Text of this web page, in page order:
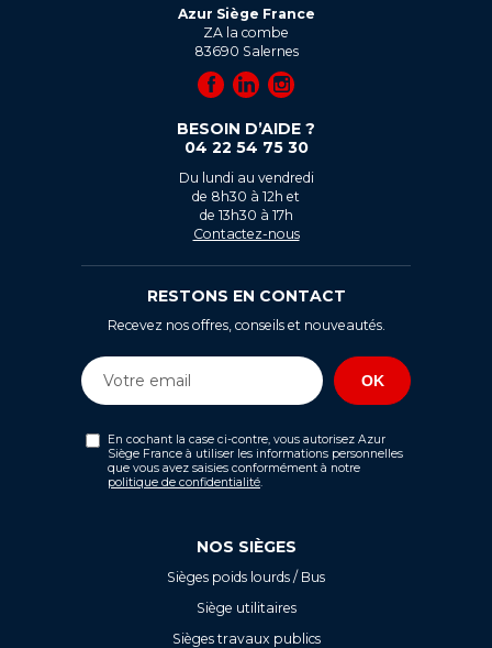
Azur Siège France
ZA la combe
83690 Salernes
BESOIN D’AIDE ?
04 22 54 75 30
Du lundi au vendredi
de 8h30 à 12h et
de 13h30 à 17h
Contactez-nous
RESTONS EN CONTACT
Recevez nos offres, conseils et nouveautés.
En cochant la case ci-contre, vous autorisez Azur
Siège France à utiliser les informations personnelles
que vous avez saisies conformément à notre
politique de confidentialité
NOS SIÈGES
Sièges poids lourds / Bus
Siège utilitaires
Sièges travaux publics